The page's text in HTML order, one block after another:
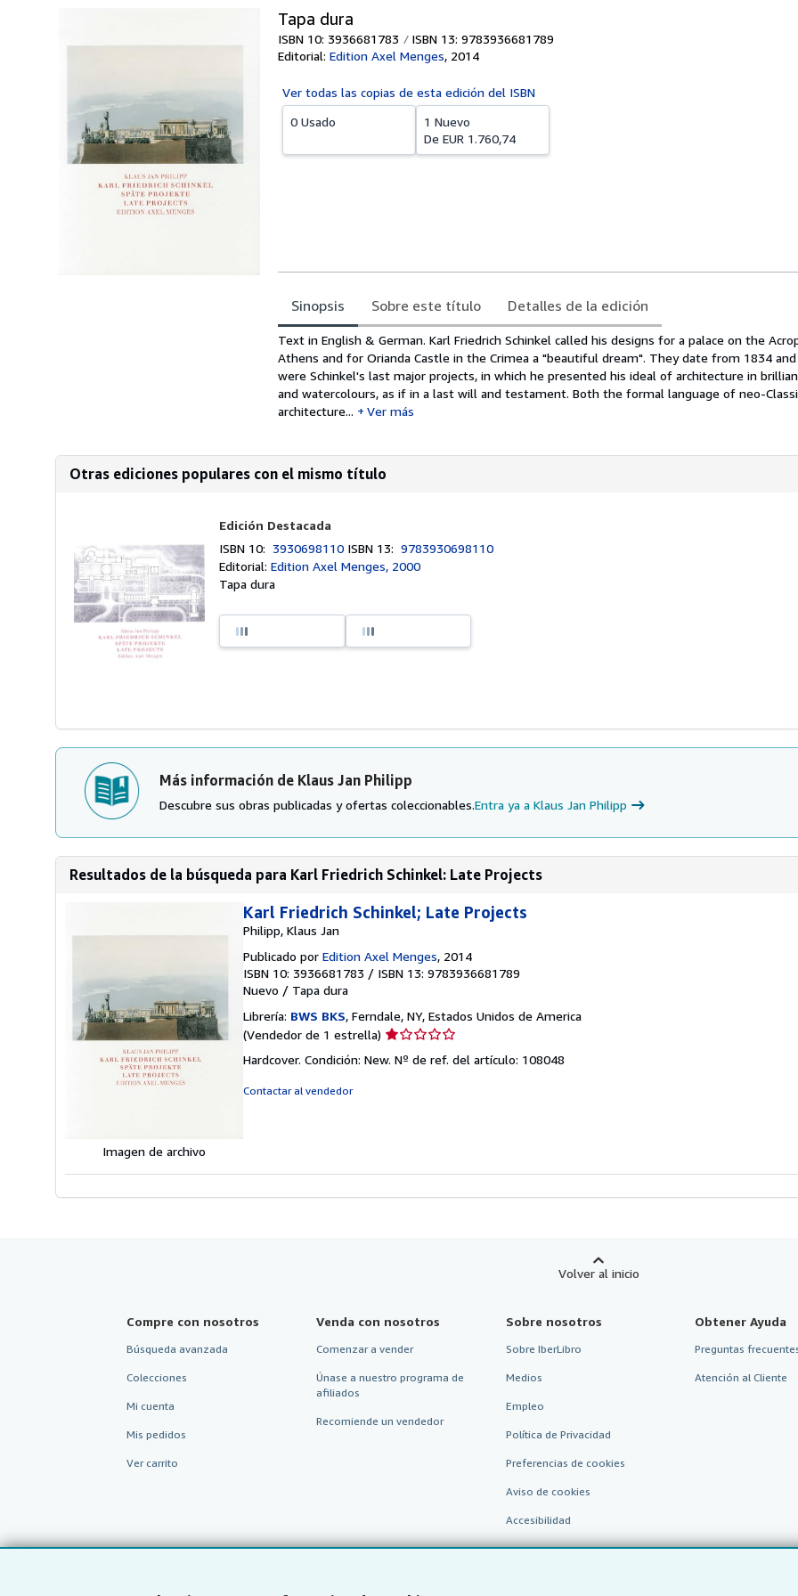
Tapa dura
ISBN 10: 3936681783
ISBN 13: 9783936681789
Editorial: Edition Axel Menges, 2014
Ver todas las copias de esta edición del ISBN
0 Usado
1 Nuevo
De EUR 1.760,74
Sinopsis Sobre este título Detalles de la edición
Sinopsis
Text in English & German. Karl Friedrich Schinkel called his designs for a palace on the
Athens and for Orianda Castle in the Crimea a "beautiful dream". They date from 1834
were Schinkel's last major projects, in which he presented his ideal of architecture in
and watercolours, as if in a last will and testament. Both the formal language of neo-
architecture...
Ver más
Otras ediciones populares con el mismo título
Edición Destacada
ISBN 10: 3930698110 ISBN 13:9783930698110
Editorial:Edition Axel Menges, 2000
Tapa dura
Más información de Klaus Jan Philipp
Descubre sus obras publicadas y ofertas coleccionables.Entra ya a Klaus Jan Philipp
Resultados de la búsqueda para Karl Friedrich Schinkel: Late Projects
Imagen de archivo
Karl Friedrich Schinkel; Late Projects
Philipp, Klaus Jan
Publicado por Edition Axel Menges, 2014
ISBN 10: 3936681783 / ISBN 13: 9783936681789
Nuevo / Tapa dura
Librería: BWS BKS, Ferndale, NY, Estados Unidos de America
(Vendedor de 1 estrella) Calificación
vendedor:
Hardcover. Condición: New. Nº de ref. del artículo: 108048
Contactar al vendedor
Volver al inicio
Compre con nosotros
Búsqueda avanzada
Colecciones
Mi cuenta
Mis pedidos
Ver carrito
Venda con nosotros
Comenzar a vender
Únase a nuestro programa de
afiliados
Recomiende un vendedor
Sobre nosotros
Sobre IberLibro
Medios
Empleo
Política de Privacidad
Preferencias de cookies
Aviso de cookies
Accesibilidad
Obtener Ayuda
Preguntas
Atención al Cliente